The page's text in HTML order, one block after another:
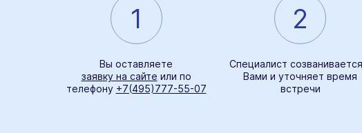
1
Вы оставляете
заявку на сайте или по
телефону +7(495)777-55-07
2
Специалист
Вами и уточняет время
встречи